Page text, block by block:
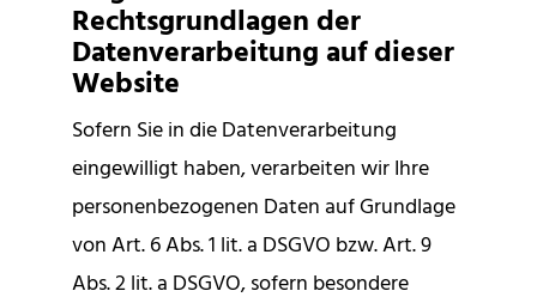
Rechtsgrundlagen der
Datenverarbeitung auf dieser
Website
Sofern Sie in die Datenverarbeitung
eingewilligt haben, verarbeiten wir Ihre
personenbezogenen Daten auf Grundlage
von Art. 6 Abs. 1 lit. a DSGVO bzw. Art. 9
Abs. 2 lit. a DSGVO, sofern besondere